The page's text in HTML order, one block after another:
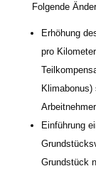
Folgende
Erhöhung
pro
Einführung
Grundstück